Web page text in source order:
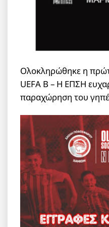
Ολοκληρώθηκε η
UEFA B – Η ΕΠΣΗ
παραχώρηση του